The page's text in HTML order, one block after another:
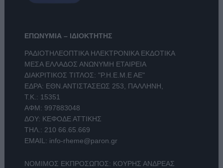
ΕΠΩΝΥΜΙΑ – ΙΔΙΟΚΤΗΤΗΣ
ΡΑΔΙΟΤΗΛΕΟΠΤΙΚΑ ΗΛΕΚΤΡΟΝΙΚΑ ΕΚΔΟΤΙΚΑ
ΜΕΣΑ ΕΛΛΑΔΟΣ ΑΝΩΝΥΜΗ ΕΤΑΙΡΕΙΑ
ΔΙΑΚΡΙΤΙΚΟΣ ΤΙΤΛΟΣ: "Ρ.Η.Ε.Μ.Ε ΑΕ"
ΕΔΡΑ: ΕΘΝ.ΑΝΤΙΣΤΑΣΕΩΣ 253, ΠΑΛΛΗΝΗ,
Τ.Κ.: 15351
ΑΦΜ: 997883048
ΔΟΥ: ΚΕΦΟΔΕ ΑΤΤΙΚΗΣ
ΤΗΛ.: 210 66.65.669
EMAIL: info-rheme@paron.gr
ΝΟΜΙΜΟΣ ΕΚΠΡΟΣΩΠΟΣ: ΚΟΥΡΗΣ ΑΝΔΡΕΑΣ